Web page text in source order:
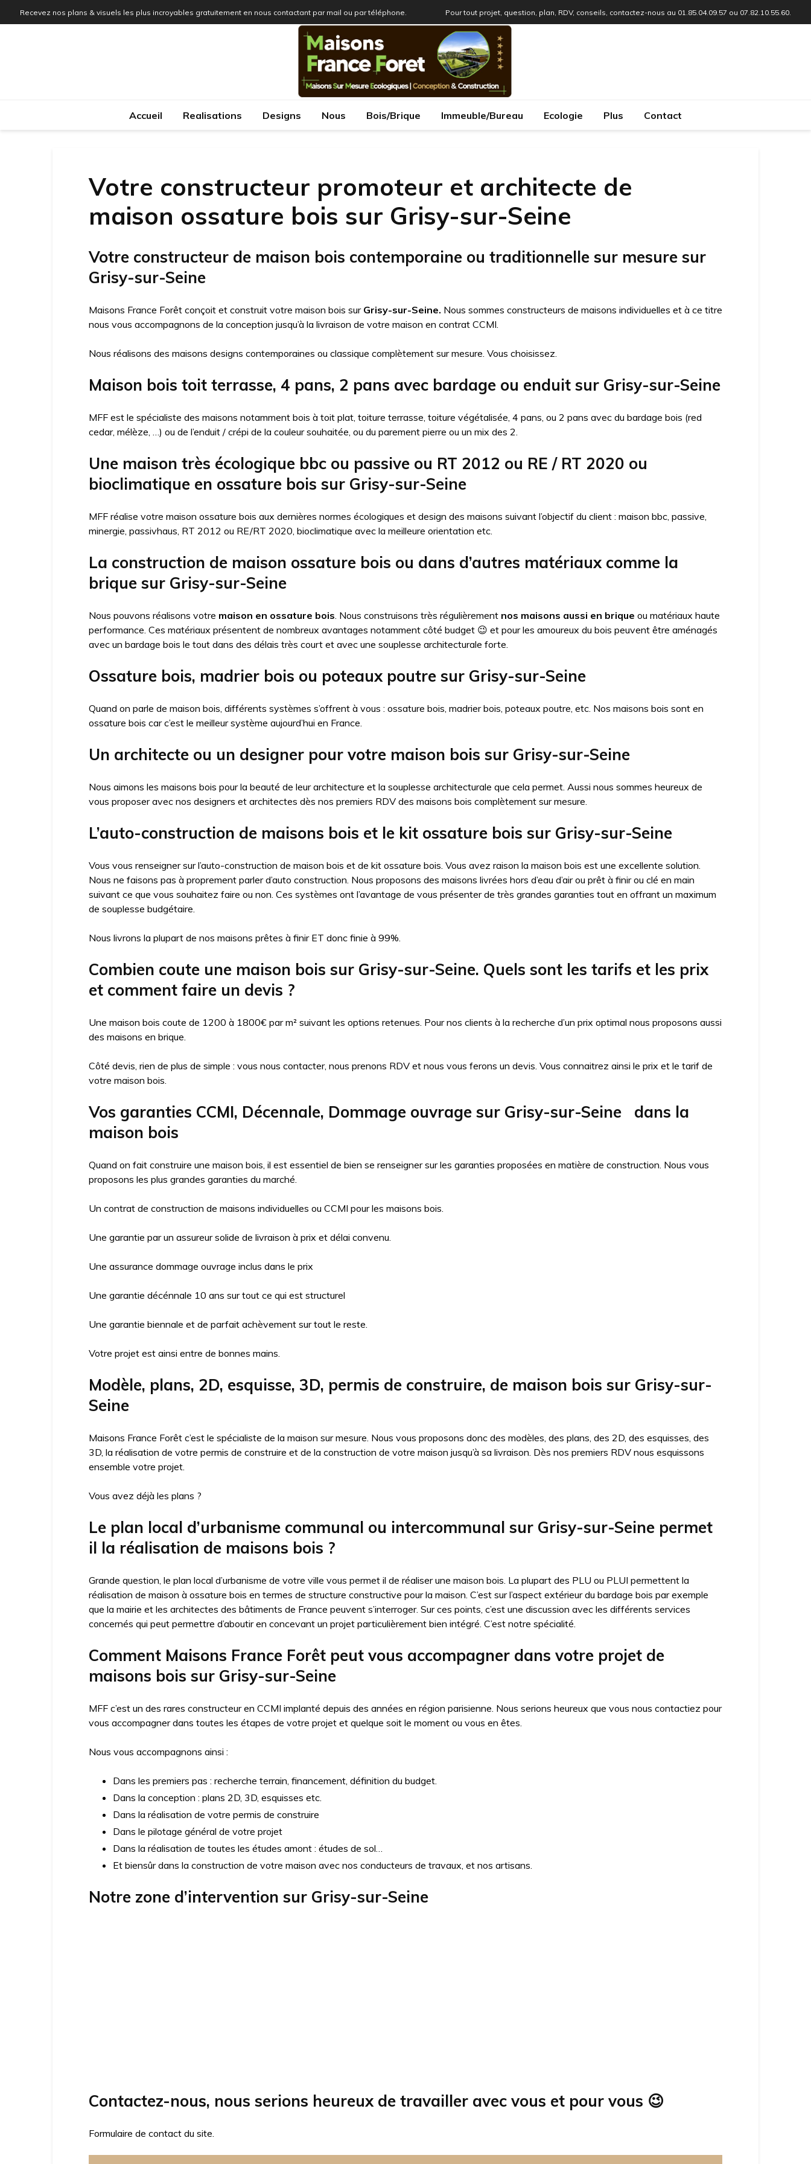
Recevez nos plans & visuels les plus incroyables gratuitement en nous contactant par mail ou par téléphone. Pour tout projet, question, plan, RDV, conseils, contactez-nous au 01.85.04.09.57 ou 07.82.10.55.60.
Accueil Realisations Designs Nous Bois/Brique Immeuble/Bureau Ecologie Plus Contact
Votre constructeur promoteur et architecte de
maison ossature bois sur Grisy-sur-Seine
Votre constructeur de maison bois contemporaine ou traditionnelle sur mesure sur
Grisy-sur-Seine
Maisons France Forêt conçoit et construit votre maison bois sur Grisy-sur-Seine. Nous sommes constructeurs de maisons individuelles et à ce titre
nous vous accompagnons de la conception jusqu’à la livraison de votre maison en contrat CCMI.
Nous réalisons des maisons designs contemporaines ou classique complètement sur mesure. Vous choisissez.
Maison bois toit terrasse, 4 pans, 2 pans avec bardage ou enduit sur Grisy-sur-Seine
MFF est le spécialiste des maisons notamment bois à toit plat, toiture terrasse, toiture végétalisée, 4 pans, ou 2 pans avec du bardage bois (red
cedar, mélèze, …) ou de l’enduit / crépi de la couleur souhaitée, ou du parement pierre ou un mix des 2.
Une maison très écologique bbc ou passive ou RT 2012 ou RE / RT 2020 ou
bioclimatique en ossature bois sur Grisy-sur-Seine
MFF réalise votre maison ossature bois aux dernières normes écologiques et design des maisons suivant l’objectif du client : maison bbc, passive,
minergie, passivhaus, RT 2012 ou RE/RT 2020, bioclimatique avec la meilleure orientation etc.
La construction de maison ossature bois ou dans d’autres matériaux comme la
brique sur Grisy-sur-Seine
Nous pouvons réalisons votre maison en ossature bois. Nous construisons très régulièrement nos maisons aussi en brique ou matériaux haute
performance. Ces matériaux présentent de nombreux avantages notamment côté budget 😉 et pour les amoureux du bois peuvent être aménagés
avec un bardage bois le tout dans des délais très court et avec une souplesse architecturale forte.
Ossature bois, madrier bois ou poteaux poutre sur Grisy-sur-Seine
Quand on parle de maison bois, différents systèmes s’offrent à vous : ossature bois, madrier bois, poteaux poutre, etc. Nos maisons bois sont en
ossature bois car c’est le meilleur système aujourd’hui en France.
Un architecte ou un designer pour votre maison bois sur Grisy-sur-Seine
Nous aimons les maisons bois pour la beauté de leur architecture et la souplesse architecturale que cela permet. Aussi nous sommes heureux de
vous proposer avec nos designers et architectes dès nos premiers RDV des maisons bois complètement sur mesure.
L’auto-construction de maisons bois et le kit ossature bois sur Grisy-sur-Seine
Vous vous renseigner sur l’auto-construction de maison bois et de kit ossature bois. Vous avez raison la maison bois est une excellente solution.
Nous ne faisons pas à proprement parler d’auto construction. Nous proposons des maisons livrées hors d’eau d’air ou prêt à finir ou clé en main
suivant ce que vous souhaitez faire ou non. Ces systèmes ont l’avantage de vous présenter de très grandes garanties tout en offrant un maximum
de souplesse budgétaire.
Nous livrons la plupart de nos maisons prêtes à finir ET donc finie à 99%.
Combien coute une maison bois sur Grisy-sur-Seine. Quels sont les tarifs et les prix
et comment faire un devis ?
Une maison bois coute de 1200 à 1800€ par m² suivant les options retenues. Pour nos clients à la recherche d’un prix optimal nous proposons aussi
des maisons en brique.
Côté devis, rien de plus de simple : vous nous contacter, nous prenons RDV et nous vous ferons un devis. Vous connaitrez ainsi le prix et le tarif de
votre maison bois.
Vos garanties CCMI, Décennale, Dommage ouvrage sur Grisy-sur-Seine dans la
maison bois
Quand on fait construire une maison bois, il est essentiel de bien se renseigner sur les garanties proposées en matière de construction. Nous vous
proposons les plus grandes garanties du marché.
Un contrat de construction de maisons individuelles ou CCMI pour les maisons bois.
Une garantie par un assureur solide de livraison à prix et délai convenu.
Une assurance dommage ouvrage inclus dans le prix
Une garantie décénnale 10 ans sur tout ce qui est structurel
Une garantie biennale et de parfait achèvement sur tout le reste.
Votre projet est ainsi entre de bonnes mains.
Modèle, plans, 2D, esquisse, 3D, permis de construire, de maison bois sur Grisy-sur-
Seine
Maisons France Forêt c’est le spécialiste de la maison sur mesure. Nous vous proposons donc des modèles, des plans, des 2D, des esquisses, des
3D, la réalisation de votre permis de construire et de la construction de votre maison jusqu’à sa livraison. Dès nos premiers RDV nous esquissons
ensemble votre projet.
Vous avez déjà les plans ?
Le plan local d’urbanisme communal ou intercommunal sur Grisy-sur-Seine permet
il la réalisation de maisons bois ?
Grande question, le plan local d’urbanisme de votre ville vous permet il de réaliser une maison bois. La plupart des PLU ou PLUI permettent la
réalisation de maison à ossature bois en termes de structure constructive pour la maison. C’est sur l’aspect extérieur du bardage bois par exemple
que la mairie et les architectes des bâtiments de France peuvent s’interroger. Sur ces points, c’est une discussion avec les différents services
concernés qui peut permettre d’aboutir en concevant un projet particulièrement bien intégré. C’est notre spécialité.
Comment Maisons France Forêt peut vous accompagner dans votre projet de
maisons bois sur Grisy-sur-Seine
MFF c’est un des rares constructeur en CCMI implanté depuis des années en région parisienne. Nous serions heureux que vous nous contactiez pour
vous accompagner dans toutes les étapes de votre projet et quelque soit le moment ou vous en êtes.
Nous vous accompagnons ainsi :
Dans les premiers pas : recherche terrain, financement, définition du budget.
Dans la conception : plans 2D, 3D, esquisses etc.
Dans la réalisation de votre permis de construire
Dans le pilotage général de votre projet
Dans la réalisation de toutes les études amont : études de sol…
Et biensûr dans la construction de votre maison avec nos conducteurs de travaux, et nos artisans.
Notre zone d’intervention sur Grisy-sur-Seine
Contactez-nous, nous serions heureux de travailler avec vous et pour vous 😉
Formulaire de contact du site.